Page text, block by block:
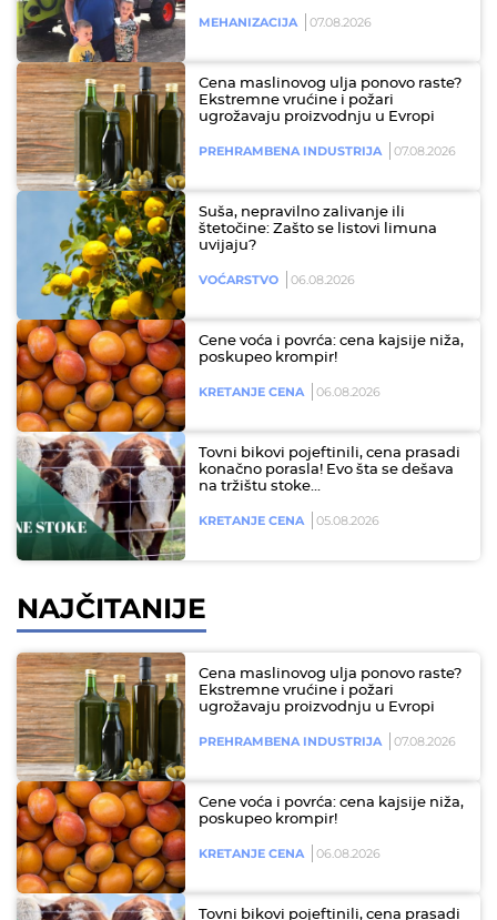
MEHANIZACIJA 07.08.2026
Cena maslinovog ulja ponovo raste?
Ekstremne vrućine i požari
ugrožavaju proizvodnju u Evropi
PREHRAMBENA INDUSTRIJA 07.08.2026
Suša, nepravilno zalivanje ili
štetočine: Zašto se listovi limuna
uvijaju?
VOĆARSTVO 06.08.2026
Cene voća i povrća: cena kajsije niža,
poskupeo krompir!
KRETANJE CENA 06.08.2026
Tovni bikovi pojeftinili, cena prasadi
konačno porasla! Evo šta se dešava
na tržištu stoke…
KRETANJE CENA 05.08.2026
NAJČITANIJE
Cena maslinovog ulja ponovo raste?
Ekstremne vrućine i požari
ugrožavaju proizvodnju u Evropi
PREHRAMBENA INDUSTRIJA 07.08.2026
Cene voća i povrća: cena kajsije niža,
poskupeo krompir!
KRETANJE CENA 06.08.2026
Tovni bikovi pojeftinili, cena prasadi